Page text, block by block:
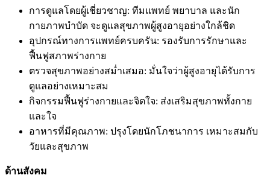
การดูแลโดยผู้เชี่ยวชาญ: ทีมแพทย์ พยาบาล และนัก
กายภาพบำบัด จะดูแลสุขภาพผู้สูงอายุอย่างใกล้ชิด
อุปกรณ์ทางการแพทย์ครบครัน: รองรับการรักษาและ
ฟื้นฟูสภาพร่างกาย
ตรวจสุขภาพอย่างสม่ำเสมอ: มั่นใจว่าผู้สูงอายุได้รับการ
ดูแลอย่างเหมาะสม
กิจกรรมฟื้นฟูร่างกายและจิตใจ: ส่งเสริมสุขภาพทั้งกาย
และใจ
อาหารที่มีคุณภาพ: ปรุงโดยนักโภชนาการ เหมาะสมกับ
วัยและสุขภาพ
ด้านสังคม